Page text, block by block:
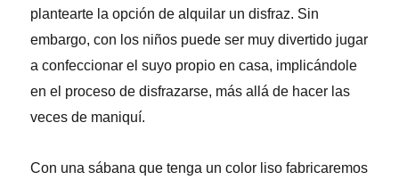
plantearte la opción de alquilar un disfraz. Sin
embargo, con los niños puede ser muy divertido jugar
a confeccionar el suyo propio en casa, implicándole
en el proceso de disfrazarse, más allá de hacer las
veces de maniquí.
Con una sábana que tenga un color liso fabricaremos